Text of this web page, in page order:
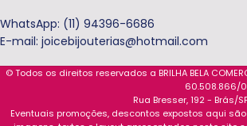
WhatsApp: (11) 94396-6686
E-mail: joicebijouterias@hotmail.com
© Todos os direitos reservados a BRILHA BELA
60.508.866/
Rua Bresser, 192 - Brás/
Eventuais promoções, descontos expostos aqui